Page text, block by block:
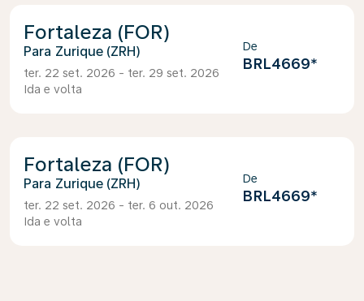
Fortaleza (FOR)
Zurique (ZRH)
ter. 22 set. 2026 - ter. 29 set. 2026
Ida e volta
De
BRL4669*
Fortaleza (FOR)
Zurique (ZRH)
ter. 22 set. 2026 - ter. 6 out. 2026
Ida e volta
De
BRL4669*